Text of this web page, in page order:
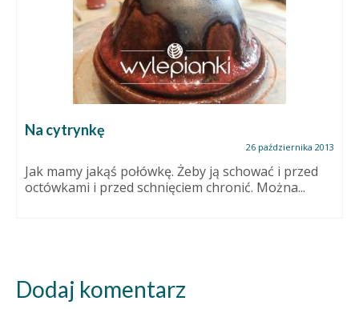
Na cytrynkę
26 października 2013
Jak mamy jakąś połówkę. Żeby ją schować i przed
octówkami i przed schnięciem chronić. Można...
Dodaj komentarz